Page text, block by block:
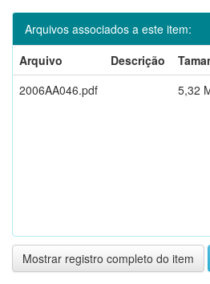
Arquivos associados a este item:
Arquivo
Descrição
2006AA046.pdf
5,32
Mostrar registro completo do item